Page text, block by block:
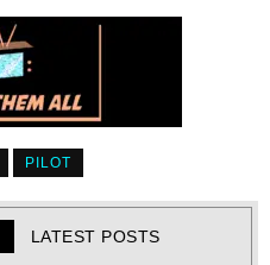
PILOT
LATEST POSTS